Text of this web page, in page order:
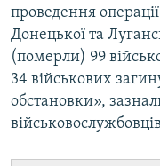
проведення
Донецької та
(померли) 99
34 військових
обстановки»,